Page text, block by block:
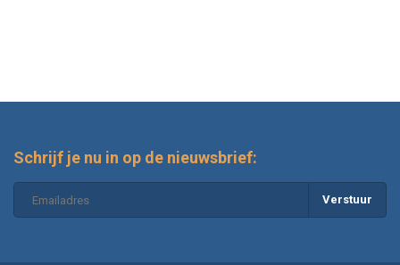
Schrijf je nu in op de nieuwsbrief:
Verstuur